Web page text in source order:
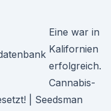
Eine war in
Kalifornien
erfolgreich.
Cannabis-
| Seedsman